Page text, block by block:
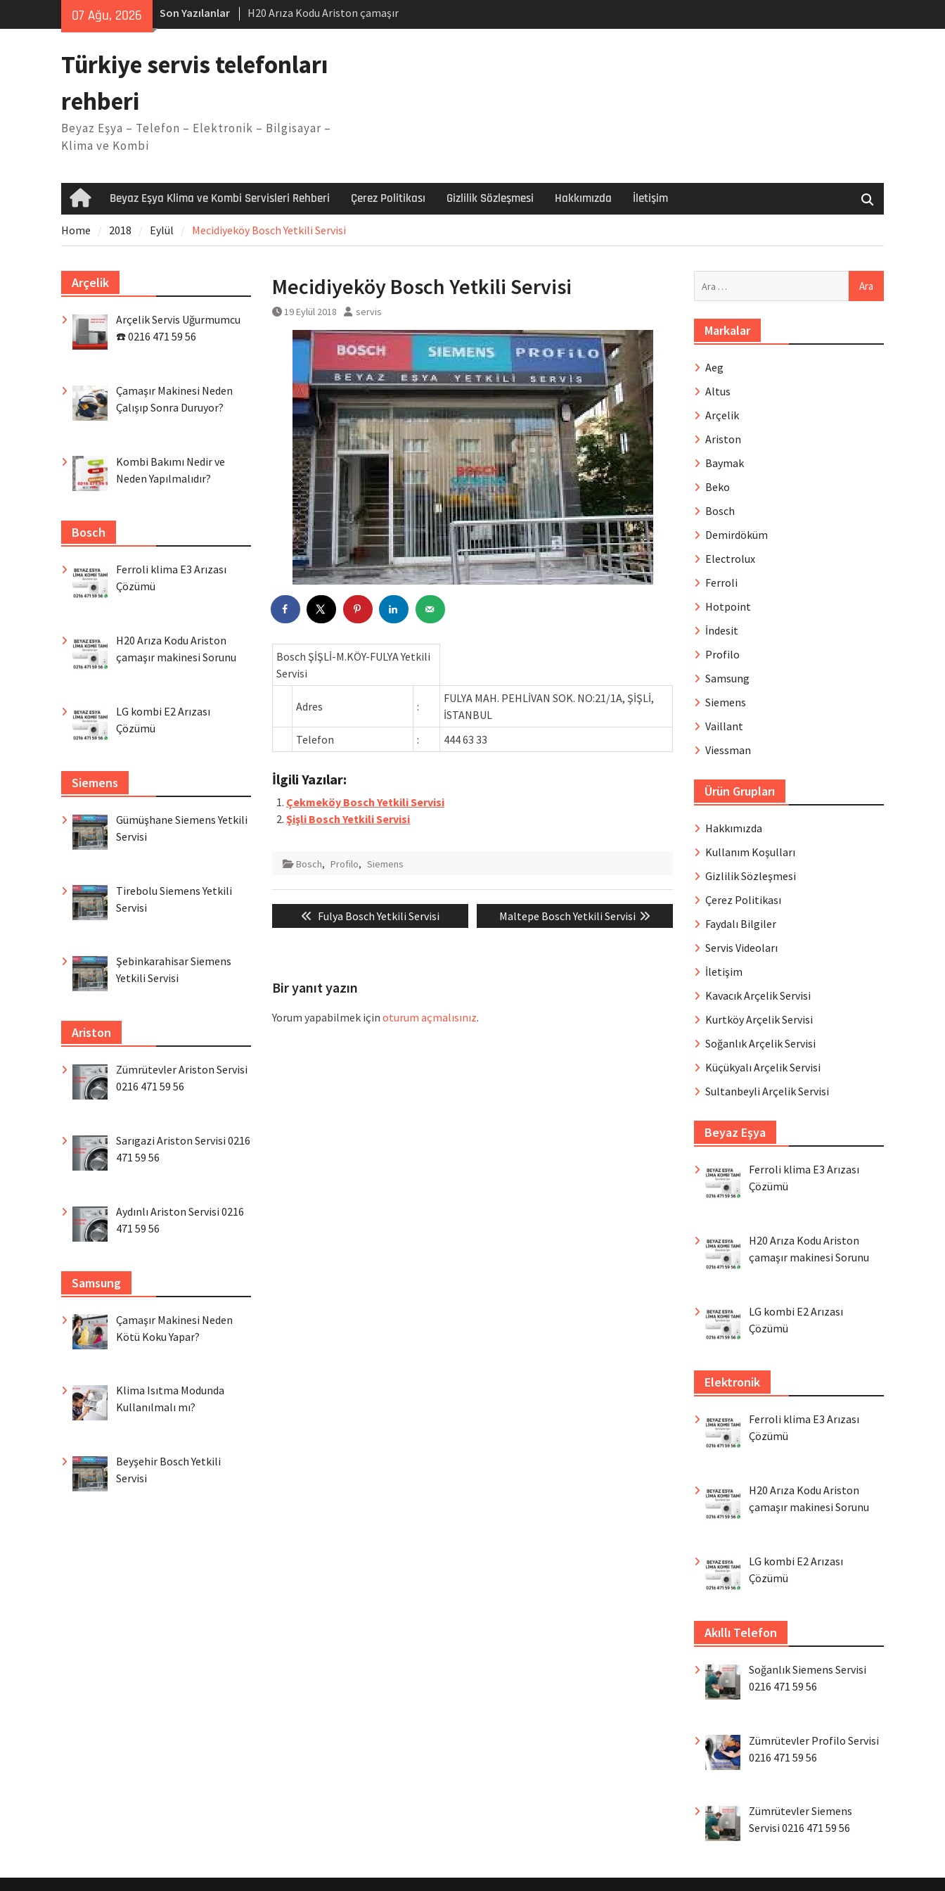
07 Ağu, 2026 Son Yazılanlar
H20 Arıza Kodu Ariston çamaşır
makinesi Sorunu
Arçelik buzdolabı F5 Hatası Çözüm
Ferroli klima E3 Arızası Çözümü
Türkiye servis telefonları
rehberi
Beyaz Eşya – Telefon – Elektronik – Bilgisayar –
Klima ve Kombi
HomeBeyaz Eşya Klima ve Kombi Servisleri Rehberi Çerez Politikası Gizlilik Sözleşmesi Hakkımızda İletişim
Home 2018 Eylül Mecidiyeköy Bosch Yetkili Servisi
Mecidiyeköy Bosch Yetkili Servisi
19 Eylül 2018 servis
Bosch ŞİŞLİ-M.KÖY-FULYA Yetkili
Servisi
Adres :
FULYA MAH. PEHLİVAN SOK. NO:21/1A, ŞİŞLİ,
İSTANBUL
Telefon
: 444 63 33
İlgili Yazılar:
Çekmeköy Bosch Yetkili Servisi
Şişli Bosch Yetkili Servisi
Bosch, Profilo, Siemens
Yazı
gezinmesiPrevious
post:
Fulya Bosch Yetkili Servisi
Next
post:
Maltepe Bosch Yetkili Servisi
Bir yanıt yazın
Yorum yapabilmek için oturum açmalısınız.
Markalar
Aeg
Altus
Arçelik
Ariston
Baymak
Beko
Bosch
Demirdöküm
Electrolux
Ferroli
Hotpoint
İndesit
Profilo
Samsung
Siemens
Vaillant
Viessman
Ürün Grupları
Hakkımızda
Kullanım Koşulları
Gizlilik Sözleşmesi
Çerez Politikası
Faydalı Bilgiler
Servis Videoları
İletişim
Kavacık Arçelik Servisi
Kurtköy Arçelik Servisi
Soğanlık Arçelik Servisi
Küçükyalı Arçelik Servisi
Sultanbeyli Arçelik Servisi
Beyaz Eşya
Ferroli klima E3 Arızası
Çözümü
H20 Arıza Kodu Ariston
çamaşır makinesi Sorunu
LG kombi E2 Arızası
Çözümü
Elektronik
Ferroli klima E3 Arızası
Çözümü
H20 Arıza Kodu Ariston
çamaşır makinesi Sorunu
LG kombi E2 Arızası
Çözümü
Akıllı Telefon
Soğanlık Siemens Servisi
0216 471 59 56
Zümrütevler Profilo Servisi
0216 471 59 56
Zümrütevler Siemens
Servisi 0216 471 59 56
Arçelik
Arçelik Servis Uğurmumcu
☎️ 0216 471 59 56
Çamaşır Makinesi Neden
Çalışıp Sonra Duruyor?
Kombi Bakımı Nedir ve
Neden Yapılmalıdır?
Bosch
Ferroli klima E3 Arızası
Çözümü
H20 Arıza Kodu Ariston
çamaşır makinesi Sorunu
LG kombi E2 Arızası
Çözümü
Siemens
Gümüşhane Siemens Yetkili
Servisi
Tirebolu Siemens Yetkili
Servisi
Şebinkarahisar Siemens
Yetkili Servisi
Ariston
Zümrütevler Ariston Servisi
0216 471 59 56
Sarıgazi Ariston Servisi 0216
471 59 56
Aydınlı Ariston Servisi 0216
471 59 56
Samsung
Çamaşır Makinesi Neden
Kötü Koku Yapar?
Klima Isıtma Modunda
Kullanılmalı mı?
Beyşehir Bosch Yetkili
Servisi